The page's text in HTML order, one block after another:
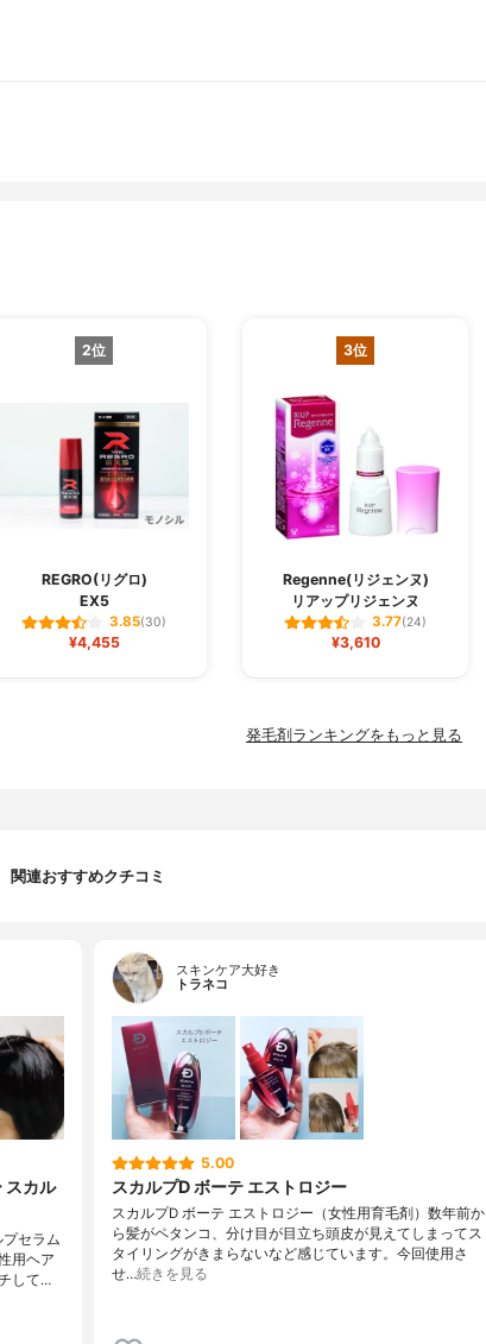
2位
REGRO(リグロ)
EX5
3.85(30)
¥4,455
3位
Regenne(リジェンヌ)
リアップリジェンヌ
3.77(24)
¥3,610
発毛剤ランキングをもっと見る
関連おすすめクチコミ
スカル
セラム
用ヘア
して…
スキンケア大好き
トラネコ
5.00
スカルプD ボーテ エストロジー
スカルプD ボーテ エストロジー（女性用育毛剤）数年前か
ら髪がペタンコ、分け目が目立ち頭皮が見えてしまってス
タイリングがきまらないなど感じています。今回使用さ
せ…続きを見る